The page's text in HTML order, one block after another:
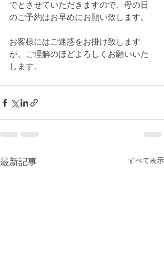
でとさせていただきますので、母の日
のご予約はお早めにお願い致します。
お客様にはご迷惑をお掛け致します
が、ご理解のほどよろしくお願いいた
します。
最新記事 すべて表示